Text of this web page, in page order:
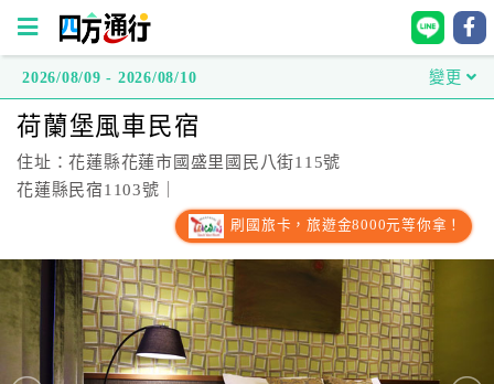
方
通
行
台
灣
2026/08/09 - 2026/08/10 變更
荷蘭堡風車民宿
住址：花蓮縣花蓮市國盛里國民八街115號
花蓮縣民宿1103號｜
刷國旅卡，旅遊金8000元等你拿！